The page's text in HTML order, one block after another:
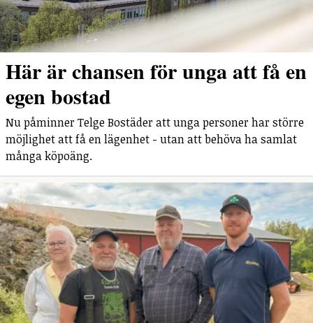
Här är chansen för unga att få en
egen bostad
Nu påminner Telge Bostäder att unga personer har större
möjlighet att få en lägenhet - utan att behöva ha samlat
många köpoäng.